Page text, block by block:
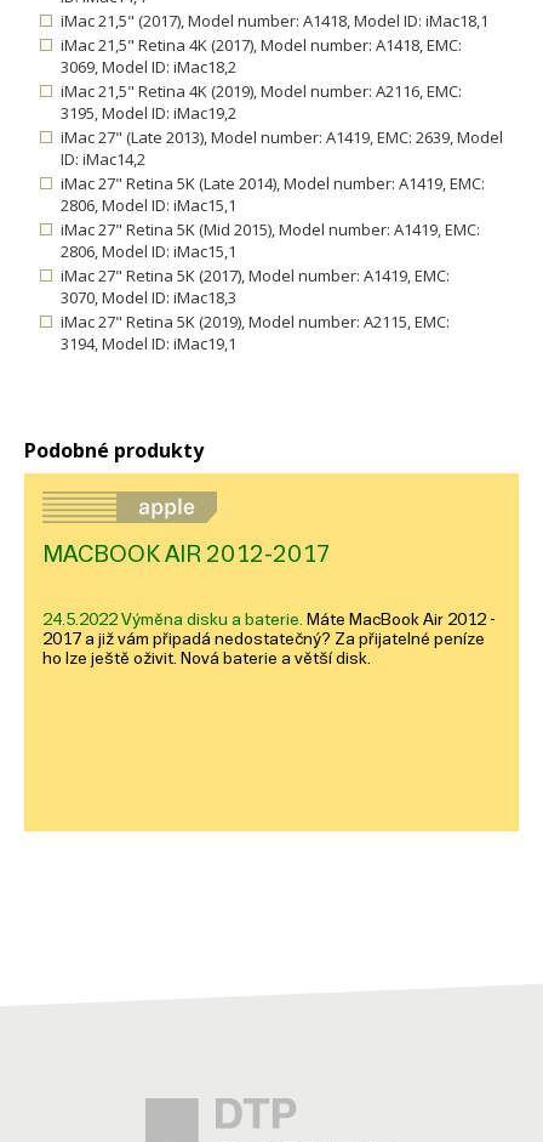
iMac 21,5" (2017), Model number: A1418, Model ID: iMac18,1
iMac 21,5" Retina 4K (2017), Model number: A1418, EMC:
3069, Model ID: iMac18,2
iMac 21,5" Retina 4K (2019), Model number: A2116, EMC:
3195, Model ID: iMac19,2
iMac 27" (Late 2013), Model number: A1419, EMC: 2639, Model
ID: iMac14,2
iMac 27" Retina 5K (Late 2014), Model number: A1419, EMC:
2806, Model ID: iMac15,1
iMac 27" Retina 5K (Mid 2015), Model number: A1419, EMC:
2806, Model ID: iMac15,1
iMac 27" Retina 5K (2017), Model number: A1419, EMC:
3070, Model ID: iMac18,3
iMac 27" Retina 5K (2019), Model number: A2115, EMC:
3194, Model ID: iMac19,1
Podobné produkty
MACBOOK AIR 2012-2017
24.5.2022 Výměna disku a baterie. Máte MacBook Air 2012 -
2017 a již vám připadá nedostatečný? Za přijatelné peníze
ho lze ještě oživit. Nová baterie a větší disk.